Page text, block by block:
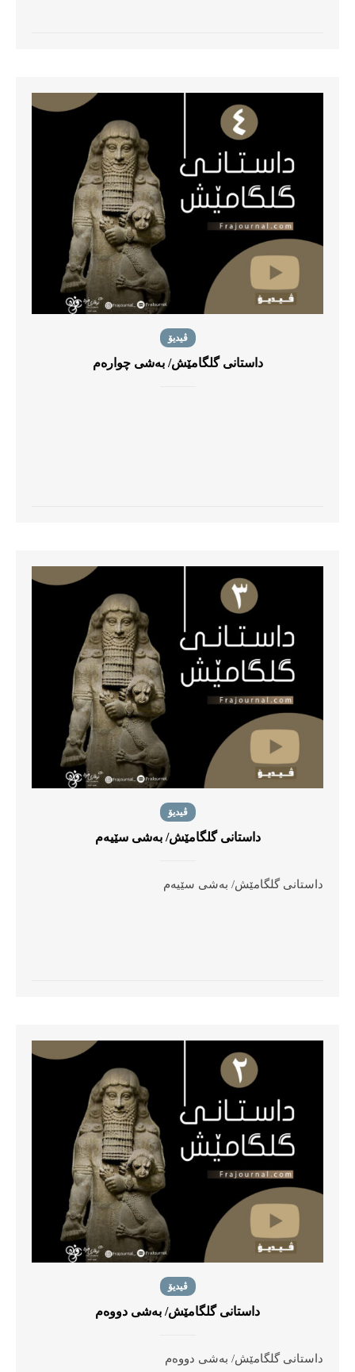
ڤیدیۆ
داستانی گلگامێش/ بەشی چوارەم
ڤیدیۆ
داستانی گلگامێش/ بەشی سێیەم
داستانی گلگامێش/ بەشی سێیەم
ڤیدیۆ
داستانی گلگامێش/ بەشی دووەم
داستانی گلگامێش/ بەشی دووەم